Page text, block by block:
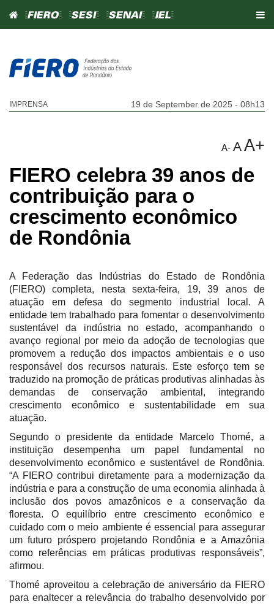
=FIERO= =SESI= =SENAI= =IEL=
IMPRENSA 19 de September de 2025 - 08h13
A- AA+
FIERO celebra 39 anos de
contribuição para o
crescimento econômico
de Rondônia
A Federação das Indústrias do Estado de Rondônia
(FIERO) completa, nesta sexta-feira, 19, 39 anos de
atuação em defesa do segmento industrial local. A
entidade tem trabalhado para fomentar o desenvolvimento
sustentável da indústria no estado, acompanhando o
avanço regional por meio da adoção de tecnologias que
promovem a redução dos impactos ambientais e o uso
responsável dos recursos naturais. Este esforço tem se
traduzido na promoção de práticas produtivas alinhadas às
demandas de conservação ambiental, integrando
crescimento econômico e sustentabilidade em sua
atuação.
Segundo o presidente da entidade Marcelo Thomé, a
instituição desempenha um papel fundamental no
desenvolvimento econômico e sustentável de Rondônia.
“A FIERO contribui diretamente para a modernização da
indústria e para a construção de uma economia alinhada à
inclusão dos povos amazônicos e a conservação da
floresta. O equilíbrio entre crescimento econômico e
cuidado com o meio ambiente é essencial para assegurar
um futuro próspero projetando Rondônia e a Amazônia
como referências em práticas produtivas responsáveis”,
afirmou.
Thomé aproveitou a celebração de aniversário da FIERO
para enaltecer a relevância do trabalho desenvolvido por